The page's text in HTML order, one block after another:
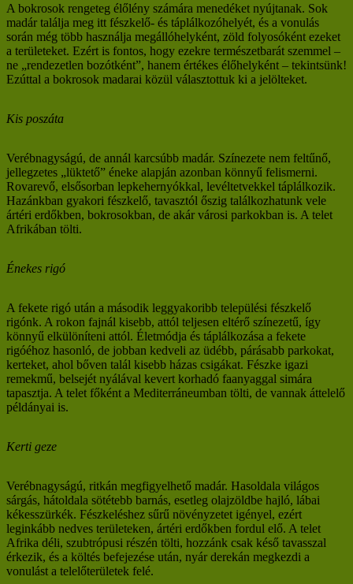
A bokrosok rengeteg élőlény számára menedéket nyújtanak. Sok
madár találja meg itt fészkelő- és táplálkozóhelyét, és a vonulás
során még több használja megállóhelyként, zöld folyosóként ezeket
a területeket. Ezért is fontos, hogy ezekre természetbarát szemmel –
ne „rendezetlen bozótként”, hanem értékes élőhelyként – tekintsünk!
Ezúttal a bokrosok madarai közül választottuk ki a jelölteket.
Kis poszáta
Verébnagyságú, de annál karcsúbb madár. Színezete nem feltűnő,
jellegzetes „lüktető” éneke alapján azonban könnyű felismerni.
Rovarevő, elsősorban lepkehernyókkal, levéltetvekkel táplálkozik.
Hazánkban gyakori fészkelő, tavasztól őszig találkozhatunk vele
ártéri erdőkben, bokrosokban, de akár városi parkokban is. A telet
Afrikában tölti.
Énekes rigó
A fekete rigó után a második leggyakoribb települési fészkelő
rigónk. A rokon fajnál kisebb, attól teljesen eltérő színezetű, így
könnyű elkülöníteni attól. Életmódja és táplálkozása a fekete
rigóéhoz hasonló, de jobban kedveli az üdébb, párásabb parkokat,
kerteket, ahol bőven talál kisebb házas csigákat. Fészke igazi
remekmű, belsejét nyálával kevert korhadó faanyaggal simára
tapasztja. A telet főként a Mediterráneumban tölti, de vannak áttelelő
példányai is.
Kerti geze
Verébnagyságú, ritkán megfigyelhető madár. Hasoldala világos
sárgás, hátoldala sötétebb barnás, esetleg olajzöldbe hajló, lábai
kékesszürkék. Fészkeléshez sűrű növényzetet igényel, ezért
leginkább nedves területeken, ártéri erdőkben fordul elő. A telet
Afrika déli, szubtrópusi részén tölti, hozzánk csak késő tavasszal
érkezik, és a költés befejezése után, nyár derekán megkezdi a
vonulást a telelőterületek felé.